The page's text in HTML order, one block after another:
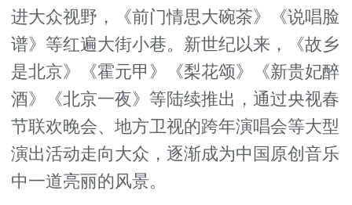
进大众视野，《前门情思大碗茶》《说唱脸
谱》等红遍大街小巷。新世纪以来，《故乡
是北京》《霍元甲》《梨花颂》《新贵妃醉
酒》《北京一夜》等陆续推出，通过央视春
节联欢晚会、地方卫视的跨年演唱会等大型
演出活动走向大众，逐渐成为中国原创音乐
中一道亮丽的风景。